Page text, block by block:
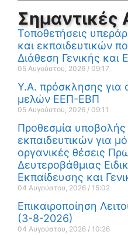
Σημαντικές
Τοποθετήσεις
και εκπαιδευτικών
Διάθεση Γενικής και
05 Αυγούστου, 2026 09:17
Υ.Α. πρόσκλησης για
μελών ΕΕΠ-ΕΒΠ
05 Αυγούστου, 2026 09:11
Προθεσμία
εκπαιδευτικών για
οργανικές θέσεις
Δευτεροβάθμιας
Εκπαίδευσης και
04 Αυγούστου, 2026 15:02
Επικαιροποίηση
(3-8-2026)
04 Αυγούστου, 2026 10:26